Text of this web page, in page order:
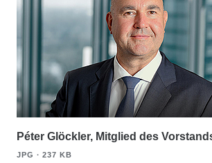
Péter Glöckler, Mitglied des
JPG ∙ 237 KB